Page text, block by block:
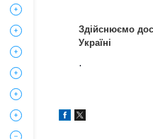
Здійснюємо
Україні
.